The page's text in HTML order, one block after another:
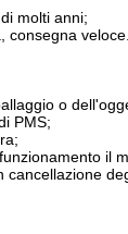
molti anni;
consegna veloce.
o
PMS;
il
cancellazione